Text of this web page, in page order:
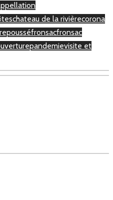
chateau de la rivièrecorona
fronsacfronsac
pandemievisite et